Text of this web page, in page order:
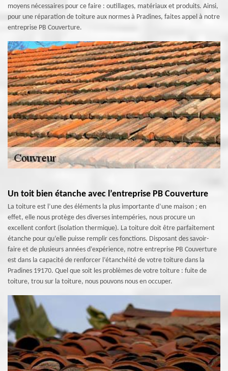
moyens nécessaires pour ce faire : outillages, matériaux et produits. Ainsi,
pour une réparation de toiture aux normes à Pradines, faites appel à notre
entreprise PB Couverture.
Un toit bien étanche avec l’entreprise PB Couverture
La toiture est l’une des éléments la plus importante d’une maison ; en
effet, elle nous protège des diverses intempéries, nous procure un
excellent confort (isolation thermique). La toiture doit être parfaitement
étanche pour qu’elle puisse remplir ces fonctions. Disposant des savoir-
faire et de plusieurs années d’expérience, notre entreprise PB Couverture
est dans la capacité de renforcer l’étanchéité de votre toiture dans la
Pradines 19170. Quel que soit les problèmes de votre toiture : fuite de
toiture, trou sur la toiture, nous pouvons nous en occuper.